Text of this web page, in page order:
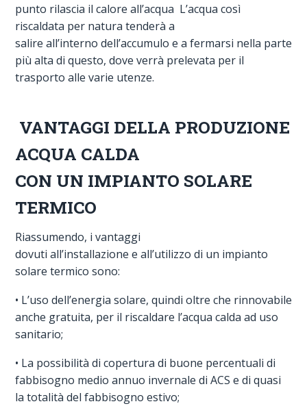
punto rilascia il calore all’acqua L’acqua così
riscaldata per natura tenderà a
salire all’interno dell’accumulo e a fermarsi nella parte
più alta di questo, dove verrà prelevata per il
trasporto alle varie utenze.
VANTAGGI DELLA PRODUZIONE
ACQUA CALDA
CON UN IMPIANTO SOLARE
TERMICO
Riassumendo, i vantaggi
dovuti all’installazione e all’utilizzo di un impianto
solare termico sono:
• L’uso dell’energia solare, quindi oltre che rinnovabile
anche gratuita, per il riscaldare l’acqua calda ad uso
sanitario;
• La possibilità di copertura di buone percentuali di
fabbisogno medio annuo invernale di ACS e di quasi
la totalità del fabbisogno estivo;